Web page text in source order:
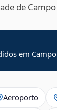
de Campo
em
Aeroporto